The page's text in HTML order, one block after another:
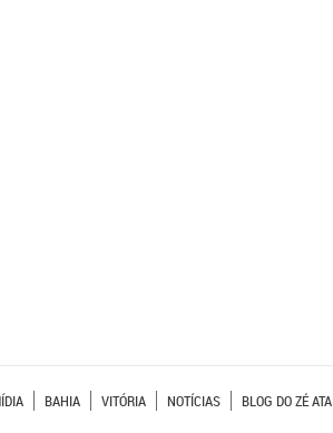
BAHIA VITÓRIA NOTÍCIAS BLOG DO ZÉ